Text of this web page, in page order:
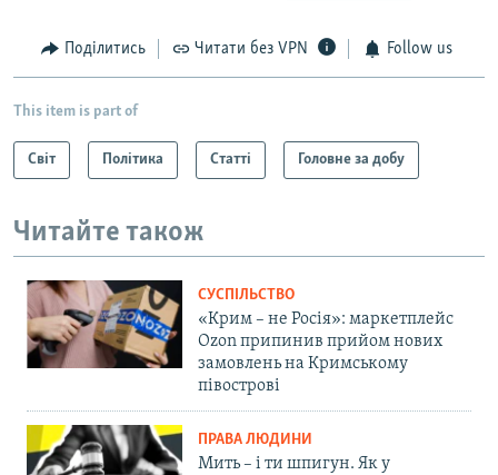
Поділитись Читати без VPN Follow us
This item is part of
Світ Політика Статті Головне за добу
Читайте також
СУСПІЛЬСТВО
«Крим – не Росія»: маркетплейс
Ozon припинив прийом нових
замовлень на Кримському
півострові
ПРАВА ЛЮДИНИ
Мить – і ти шпигун. Як у